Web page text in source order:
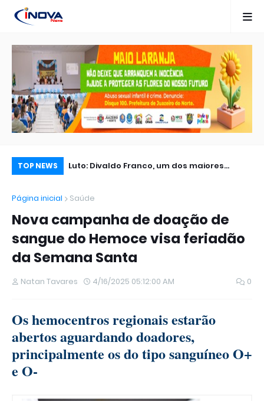
TOP NEWS
Luto: Divaldo Franco, um dos maiores
anos
Ronnie Von denuncia uso de inteligência
Página inicial Saúde
Nova campanha de doação de
sangue do Hemoce visa feriadão
da Semana Santa
Natan Tavares 4/16/2025 05:12:00 AM 0
Os hemocentros regionais estarão
abertos aguardando doadores,
principalmente os do tipo sanguíneo O+
e O-